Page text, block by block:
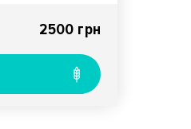
2500 грн